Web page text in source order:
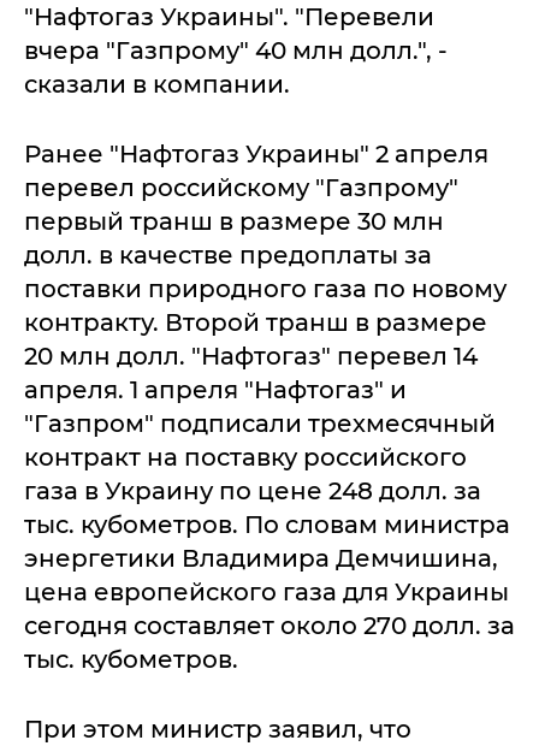
"Нафтогаз Украины". "Перевели
вчера "Газпрому" 40 млн долл.", -
сказали в компании.
Ранее "Нафтогаз Украины" 2 апреля
перевел российскому "Газпрому"
первый транш в размере 30 млн
долл. в качестве предоплаты за
поставки природного газа по новому
контракту. Второй транш в размере
20 млн долл. "Нафтогаз" перевел 14
апреля. 1 апреля "Нафтогаз" и
"Газпром" подписали трехмесячный
контракт на поставку российского
газа в Украину по цене 248 долл. за
тыс. кубометров. По словам министра
энергетики Владимира Демчишина,
цена европейского газа для Украины
сегодня составляет около 270 долл. за
тыс. кубометров.
При этом министр заявил, что